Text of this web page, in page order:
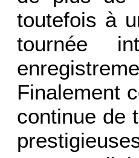
toutefois à
tournée
Finalement
continue de